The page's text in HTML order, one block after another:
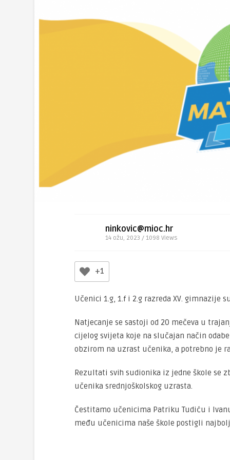
ninkovic@mioc.hr
14 ožu, 2023 / 1098 Views
+1
Učenici 1.g, 1.f i 2.g razreda XV. gimnazije
Natjecanje se sastoji od 20 mečeva u
cijelog svijeta koje na slučajan način
obzirom na uzrast učenika, a potrebno je
Rezultati svih sudionika iz jedne škole se
učenika srednjoškolskog uzrasta.
Čestitamo učenicima Patriku Tudiću i
među učenicima naše škole postigli